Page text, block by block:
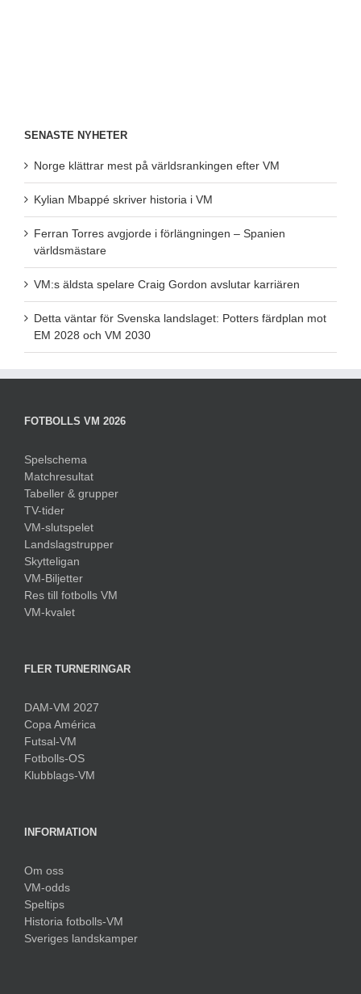
SENASTE NYHETER
Norge klättrar mest på världsrankingen efter VM
Kylian Mbappé skriver historia i VM
Ferran Torres avgjorde i förlängningen – Spanien
världsmästare
VM:s äldsta spelare Craig Gordon avslutar karriären
Detta väntar för Svenska landslaget: Potters färdplan mot
EM 2028 och VM 2030
FOTBOLLS VM 2026
Spelschema
Matchresultat
Tabeller & grupper
TV-tider
VM-slutspelet
Landslagstrupper
Skytteligan
VM-Biljetter
Res till fotbolls VM
VM-kvalet
FLER TURNERINGAR
DAM-VM 2027
Copa América
Futsal-VM
Fotbolls-OS
Klubblags-VM
INFORMATION
Om oss
VM-odds
Speltips
Historia fotbolls-VM
Sveriges landskamper